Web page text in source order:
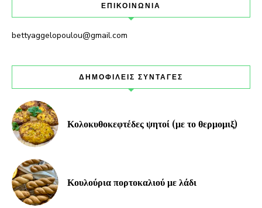
ΕΠΙΚΟΙΝΩΝΙΑ
bettyaggelopoulou@gmail.com
ΔΗΜΟΦΙΛΕΙΣ ΣΥΝΤΑΓΕΣ
Κολοκυθοκεφτέδες ψητοί (με το θερμομιξ)
Κουλούρια πορτοκαλιού με λάδι